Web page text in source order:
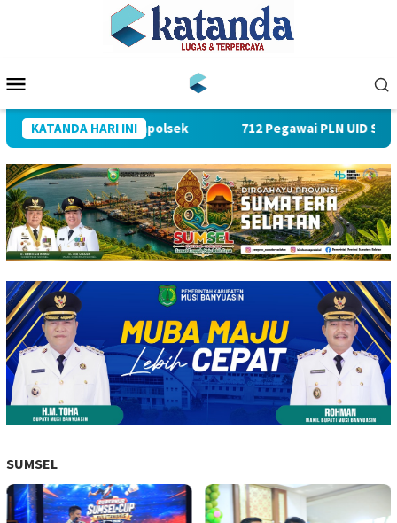
Mobile
KATANDA HARI INI
PJU dan Kapolsek 712 Pegawai PLN UID S2JB
SUMSEL